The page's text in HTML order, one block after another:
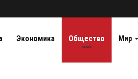
Экономика Общество Мир